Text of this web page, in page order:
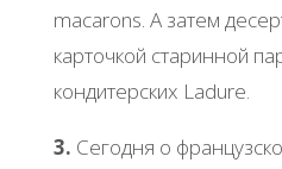
macarons. А затем
карточкой старинной
кондитерских Ladure.
3. Сегодня о